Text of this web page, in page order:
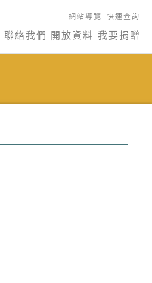
網站導覽 快速查詢
聯絡我們 開放資料 我要捐贈